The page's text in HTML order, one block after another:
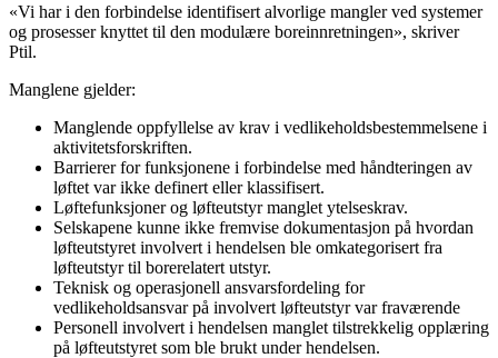
«Vi har i den forbindelse identifisert alvorlige mangler ved systemer
og prosesser knyttet til den modulære boreinnretningen», skriver
Ptil.
Manglene gjelder:
Manglende oppfyllelse av krav i vedlikeholdsbestemmelsene i
aktivitetsforskriften.
Barrierer for funksjonene i forbindelse med håndteringen av
løftet var ikke definert eller klassifisert.
Løftefunksjoner og løfteutstyr manglet ytelseskrav.
Selskapene kunne ikke fremvise dokumentasjon på hvordan
løfteutstyret involvert i hendelsen ble omkategorisert fra
løfteutstyr til borerelatert utstyr.
Teknisk og operasjonell ansvarsfordeling for
vedlikeholdsansvar på involvert løfteutstyr var fraværende
Personell involvert i hendelsen manglet tilstrekkelig opplæring
på løfteutstyret som ble brukt under hendelsen.